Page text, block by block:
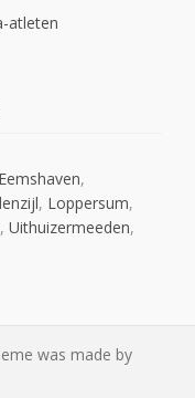
atleten
Eemshaven,
, Loppersum,
, Uithuizermeeden,
was made by